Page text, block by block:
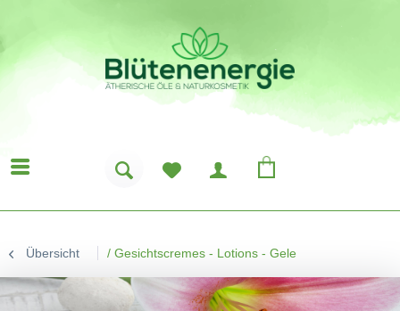
Übersicht / Gesichtscremes - Lotions - Gele